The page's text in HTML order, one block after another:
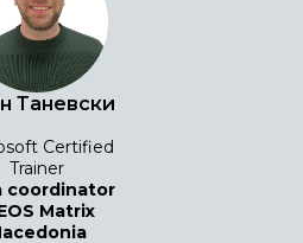
Таневски
Certified
Trainer
coordinator
Matrix